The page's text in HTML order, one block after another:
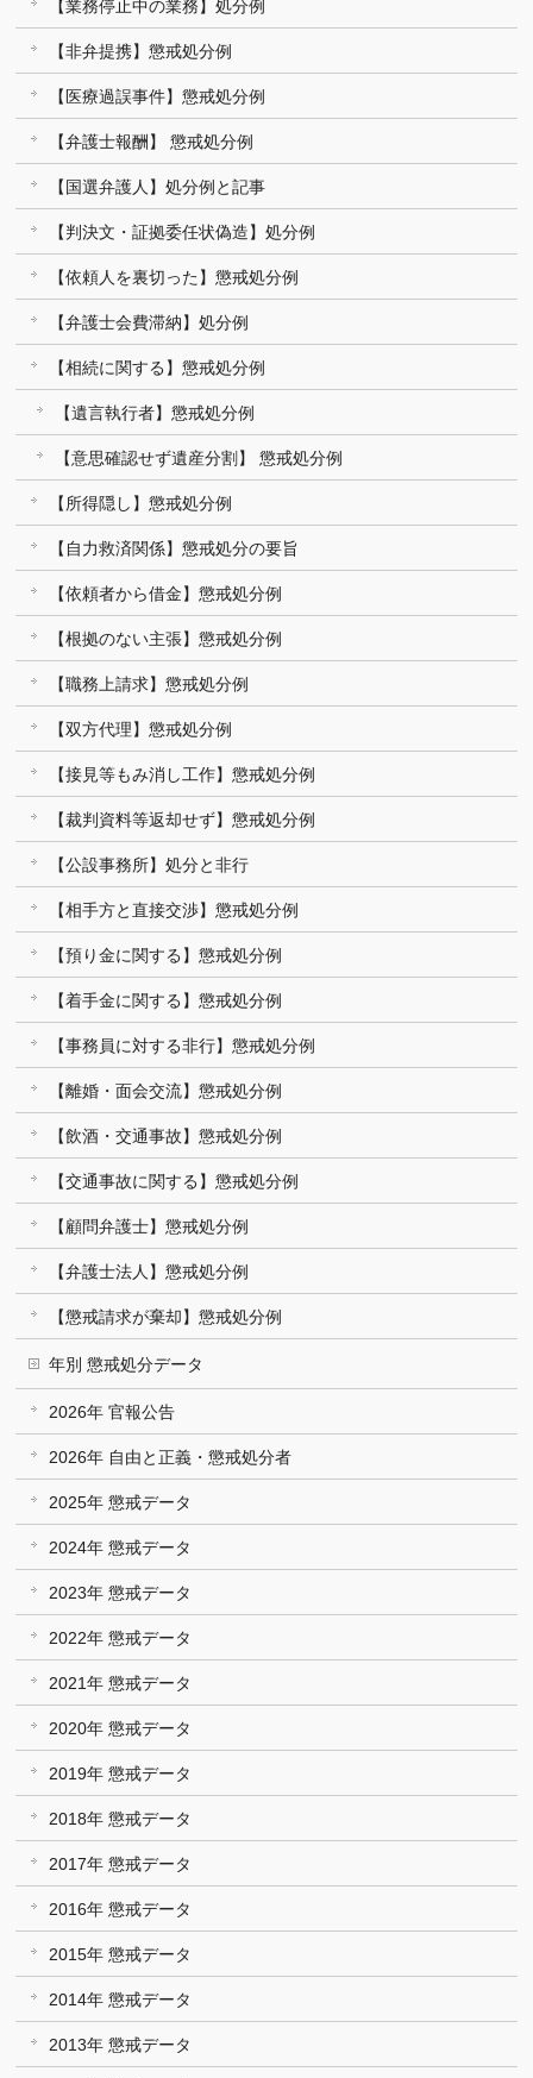
【業務停止中の業務】処分例
【非弁提携】懲戒処分例
【医療過誤事件】懲戒処分例
【弁護士報酬】 懲戒処分例
【国選弁護人】処分例と記事
【判決文・証拠委任状偽造】処分例
【依頼人を裏切った】懲戒処分例
【弁護士会費滞納】処分例
【相続に関する】懲戒処分例
【遺言執行者】懲戒処分例
【意思確認せず遺産分割】 懲戒処分例
【所得隠し】懲戒処分例
【自力救済関係】懲戒処分の要旨
【依頼者から借金】懲戒処分例
【根拠のない主張】懲戒処分例
【職務上請求】懲戒処分例
【双方代理】懲戒処分例
【接見等もみ消し工作】懲戒処分例
【裁判資料等返却せず】懲戒処分例
【公設事務所】処分と非行
【相手方と直接交渉】懲戒処分例
【預り金に関する】懲戒処分例
【着手金に関する】懲戒処分例
【事務員に対する非行】懲戒処分例
【離婚・面会交流】懲戒処分例
【飲酒・交通事故】懲戒処分例
【交通事故に関する】懲戒処分例
【顧問弁護士】懲戒処分例
【弁護士法人】懲戒処分例
【懲戒請求が棄却】懲戒処分例
年別 懲戒処分データ
2026年 官報公告
2026年 自由と正義・懲戒処分者
2025年 懲戒データ
2024年 懲戒データ
2023年 懲戒データ
2022年 懲戒データ
2021年 懲戒データ
2020年 懲戒データ
2019年 懲戒データ
2018年 懲戒データ
2017年 懲戒データ
2016年 懲戒データ
2015年 懲戒データ
2014年 懲戒データ
2013年 懲戒データ